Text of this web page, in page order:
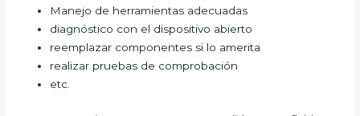
Manejo de herramientas adecuadas
diagnóstico con el dispositivo abierto
reemplazar componentes si lo amerita
realizar pruebas de comprobación
etc.